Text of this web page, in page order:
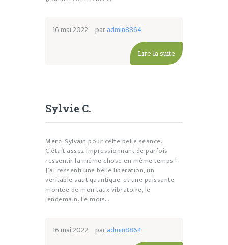
16 mai 2022 paradmin8864
Lire la suite
Sylvie C.
Merci Sylvain pour cette belle séance.
C’était assez impressionnant de parfois
ressentir la même chose en même temps !
J’ai ressenti une belle libération, un
véritable saut quantique, et une puissante
montée de mon taux vibratoire, le
lendemain. Le mois…
16 mai 2022 paradmin8864